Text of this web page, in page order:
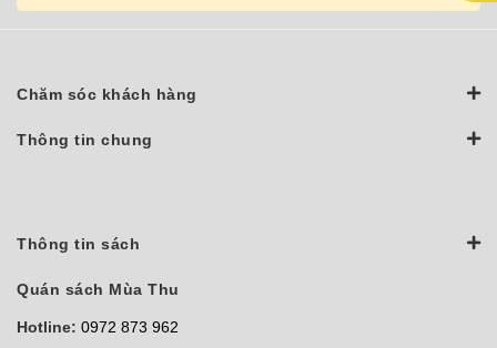
Chăm sóc khách hàng
Thông tin chung
Thông tin sách
Quán sách Mùa Thu
Hotline: 0972 873 962